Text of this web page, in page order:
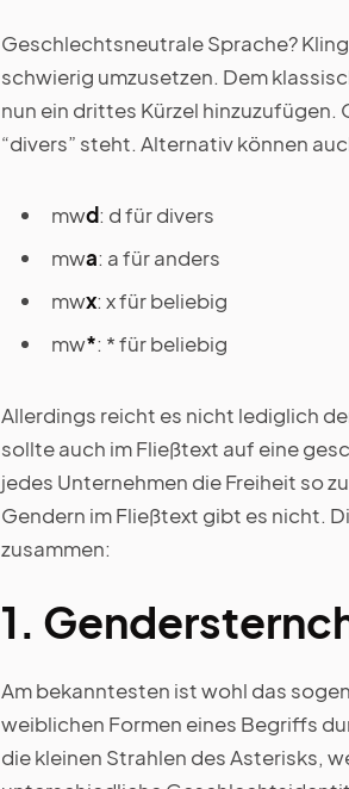
Geschlechtsneutrale Sprache?
schwierig umzusetzen. Dem
nun ein drittes Kürzel
“divers” steht. Alternativ können
mwd: d für divers
mwa: a für anders
mwx: x für beliebig
mw*: * für beliebig
Allerdings reicht es nicht lediglich
sollte auch im Fließtext auf eine
jedes Unternehmen die Freiheit so
Gendern im Fließtext gibt es nicht.
zusammen:
1.
Am bekanntesten ist wohl das
weiblichen Formen eines Begriffs
die kleinen Strahlen des Asterisks,